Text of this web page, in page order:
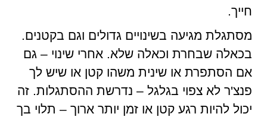
חייך.
מסתגלת מגיעה בשינויים גדולים וגם בקטנים.
בכאלה שבחרת וכאלה שלא. אחרי שינוי – גם
אם הסתפרת או שינית משהו קטן או שיש לך
פנצ'ר לא צפוי בגלגל – נדרשת ההסתגלות. זה
יכול להיות רגע קטן או זמן יותר ארוך – תלוי בך